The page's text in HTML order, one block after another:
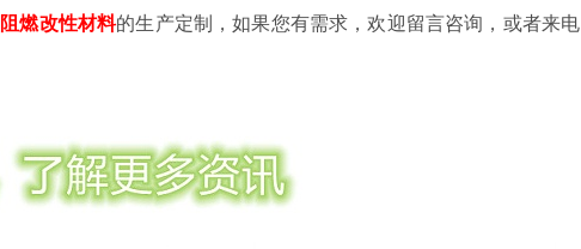
阻燃改性材料的生产定制，如果您有需求，欢迎留言咨询，或者来电